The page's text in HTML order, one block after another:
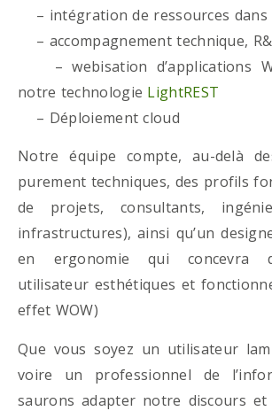
– intégration de ressources dans
– accompagnement technique,
– webisation d’applications
notre technologie LightREST
– Déploiement cloud
Notre équipe compte, au-delà
purement techniques, des profils
de projets, consultants,
infrastructures), ainsi qu’un
en ergonomie qui concevra
utilisateur esthétiques et
effet WOW)
Que vous soyez un utilisateur
voire un professionnel de
saurons adapter notre discours